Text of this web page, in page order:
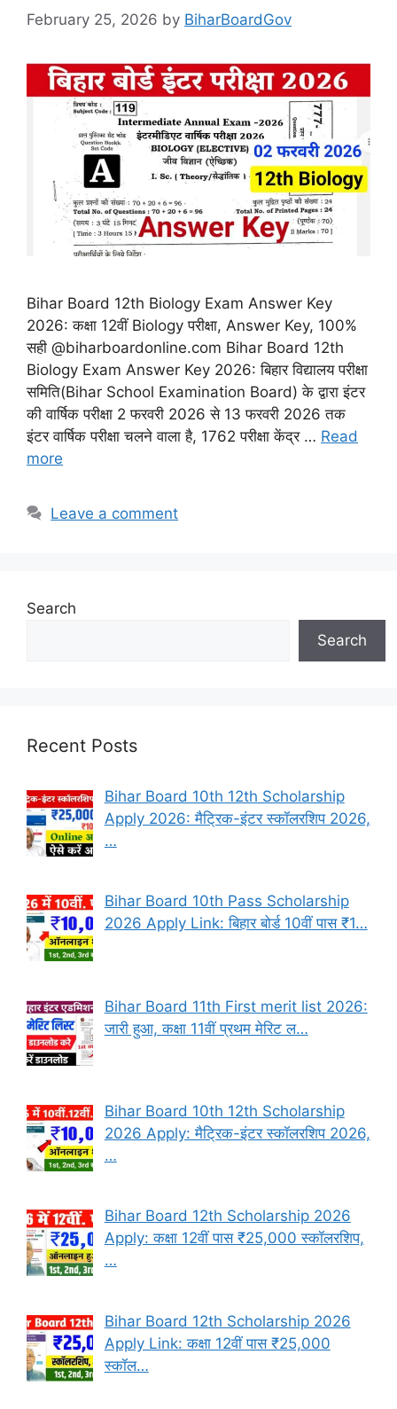
February 25, 2026 by BiharBoardGov
Bihar Board 12th Biology Exam Answer Key
2026: कक्षा 12वीं Biology परीक्षा, Answer Key, 100%
सही @biharboardonline.com Bihar Board 12th
Biology Exam Answer Key 2026: बिहार विद्यालय परीक्षा
समिति(Bihar School Examination Board) के द्वारा इंटर
की वार्षिक परीक्षा 2 फरवरी 2026 से 13 फरवरी 2026 तक
इंटर वार्षिक परीक्षा चलने वाला है, 1762 परीक्षा केंद्र … Read
more
Leave a comment
Search
Search
Recent Posts
Bihar Board 10th 12th Scholarship
Apply 2026: मैट्रिक-इंटर स्कॉलरशिप 2026,
…
Bihar Board 10th Pass Scholarship
2026 Apply Link: बिहार बोर्ड 10वीं पास ₹1…
Bihar Board 11th First merit list 2026:
जारी हुआ, कक्षा 11वीं प्रथम मेरिट ल…
Bihar Board 10th 12th Scholarship
2026 Apply: मैट्रिक-इंटर स्कॉलरशिप 2026,
…
Bihar Board 12th Scholarship 2026
Apply: कक्षा 12वीं पास ₹25,000 स्कॉलरशिप,
…
Bihar Board 12th Scholarship 2026
Apply Link: कक्षा 12वीं पास ₹25,000
स्कॉल…